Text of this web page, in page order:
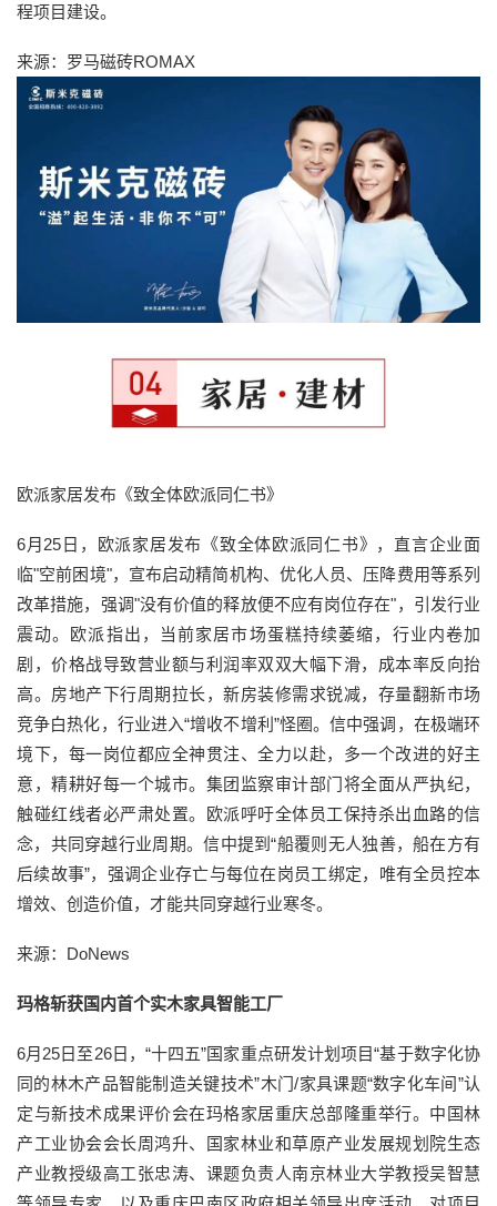
程项目建设。
来源：罗马磁砖ROMAX
欧派家居发布《致全体欧派同仁书》
6月25日，欧派家居发布《致全体欧派同仁书》，直言企业面
临"空前困境"，宣布启动精简机构、优化人员、压降费用等系列
改革措施，强调"没有价值的释放便不应有岗位存在"，引发行业
震动。欧派指出，当前家居市场蛋糕持续萎缩，行业内卷加
剧，价格战导致营业额与利润率双双大幅下滑，成本率反向抬
高。房地产下行周期拉长，新房装修需求锐减，存量翻新市场
竞争白热化，行业进入“增收不增利”怪圈。信中强调，在极端环
境下，每一岗位都应全神贯注、全力以赴，多一个改进的好主
意，精耕好每一个城市。集团监察审计部门将全面从严执纪，
触碰红线者必严肃处置。欧派呼吁全体员工保持杀出血路的信
念，共同穿越行业周期。信中提到“船覆则无人独善，船在方有
后续故事”，强调企业存亡与每位在岗员工绑定，唯有全员控本
增效、创造价值，才能共同穿越行业寒冬。
来源：DoNews
玛格斩获国内首个实木家具智能工厂
6月25日至26日，“十四五”国家重点研发计划项目“基于数字化协
同的林木产品智能制造关键技术”木门/家具课题“数字化车间”认
定与新技术成果评价会在玛格家居重庆总部隆重举行。中国林
产工业协会会长周鸿升、国家林业和草原产业发展规划院生态
产业教授级高工张忠涛、课题负责人南京林业大学教授吴智慧